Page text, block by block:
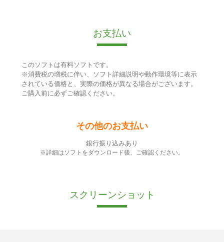
お支払い
このソフトは有料ソフトです。
※消費税の増税に伴い、ソフト詳細説明や動作環境等に表示
されている価格と、実際の価格が異なる場合がございます。
ご購入前に必ずご確認ください。
その他のお支払い
銀行振り込みあり
※詳細はソフトをダウンロード後、ご確認ください。
スクリーンショット